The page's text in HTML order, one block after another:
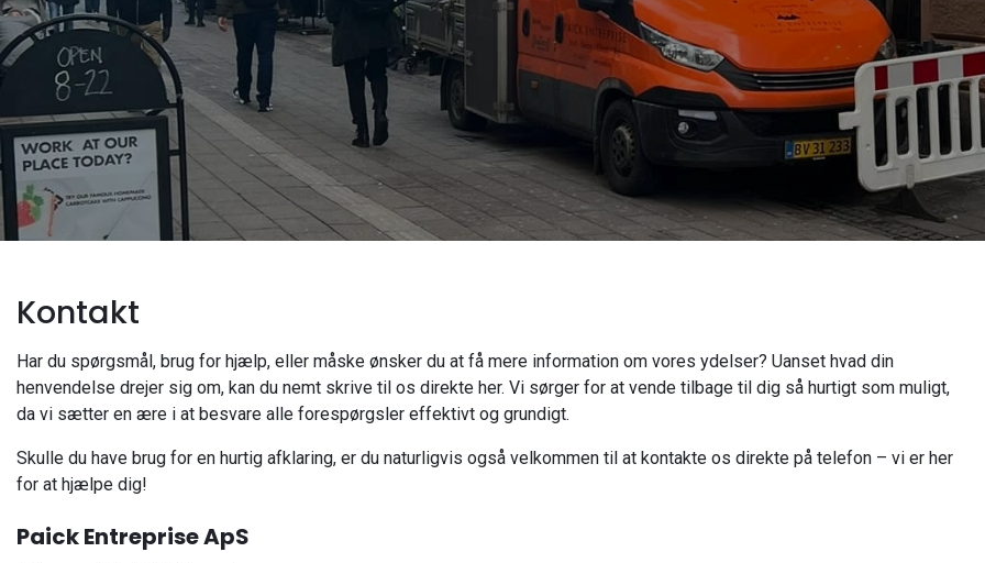
Kontakt
Har du spørgsmål, brug for hjælp, eller måske ønsker du at få mere information om vores ydelser? Uanset hvad din
henvendelse drejer sig om, kan du nemt skrive til os direkte her. Vi sørger for at vende tilbage til dig så hurtigt som muligt,
da vi sætter en ære i at besvare alle forespørgsler effektivt og grundigt.
Skulle du have brug for en hurtig afklaring, er du naturligvis også velkommen til at kontakte os direkte på telefon – vi er her
for at hjælpe dig!
Paick Entreprise ApS